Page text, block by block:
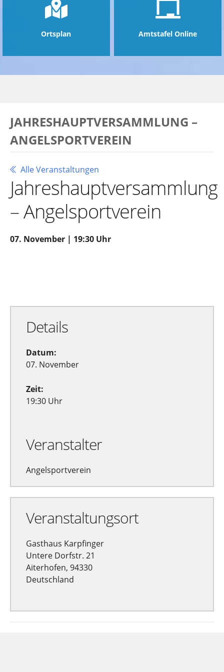
Ortsplan Amtstafel Online
JAHRESHAUPTVERSAMMLUNG –
ANGELSPORTVEREIN
Alle Veranstaltungen
Jahreshauptversammlung
– Angelsportverein
07. November | 19:30 Uhr
Details
Datum:
07. November
Zeit:
19:30 Uhr
Veranstalter
Angelsportverein
Veranstaltungsort
Gasthaus Karpfinger
Untere Dorfstr. 21
Aiterhofen, 94330
Deutschland